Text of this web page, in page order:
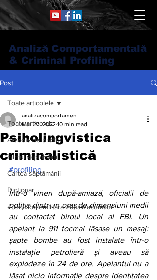
Analiză Comportamentală
& Criminal Profiling
Post
Toate articolele
Articole de profil
Filmul săptămânii
Cartea săptămânii
Dicționar
#psihologiemilitara #analizacompor
Toate articolele
Psiholingvistica
criminalistică
analizacomportamen
Mar 27, 2022 10 min read
#profiling
Într-o vineri după-amiază, oficialii de
poliție dintr-un oraș de dimensiuni medii
au contactat biroul local al FBI. Un
apelant la 911 tocmai lăsase un mesaj:
șapte bombe au fost instalate într-o
instalație petrolieră și aveau să
explodeze în 24 de ore. Apelantul nu a
lăsat nicio informație despre identitatea